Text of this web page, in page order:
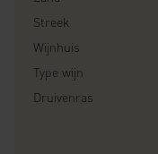
Streek
Wijnhuis
Type wijn
Druivenras